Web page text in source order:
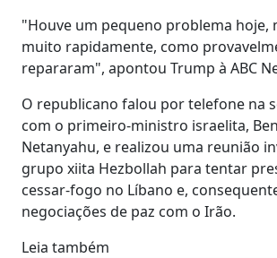
"Houve um pequeno problema hoje,
muito rapidamente, como
repararam", apontou Trump à ABC
O republicano falou por telefone na
com o primeiro-ministro israelita,
Netanyahu, e realizou uma reunião
grupo xiita Hezbollah para tentar
cessar-fogo no Líbano e,
negociações de paz com o Irão.
Leia também